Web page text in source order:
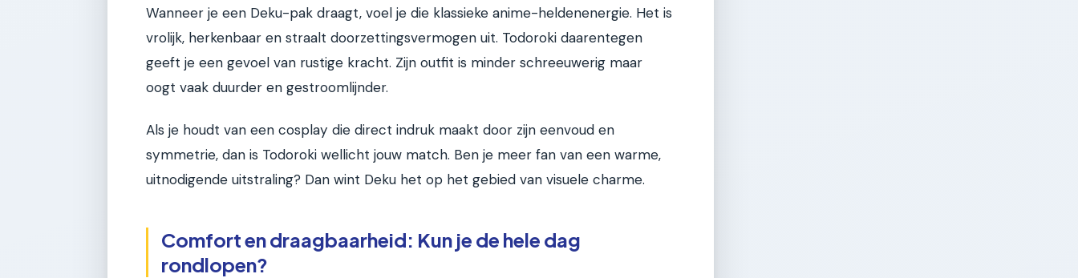
Wanneer je een Deku-pak draagt, voel je die klassieke anime-heldenenergie. Het is
vrolijk, herkenbaar en straalt doorzettingsvermogen uit. Todoroki daarentegen
geeft je een gevoel van rustige kracht. Zijn outfit is minder schreeuwerig maar
oogt vaak duurder en gestroomlijnder.
Als je houdt van een cosplay die direct indruk maakt door zijn eenvoud en
symmetrie, dan is Todoroki wellicht jouw match. Ben je meer fan van een warme,
uitnodigende uitstraling? Dan wint Deku het op het gebied van visuele charme.
Comfort en draagbaarheid: Kun je de hele dag
rondlopen?